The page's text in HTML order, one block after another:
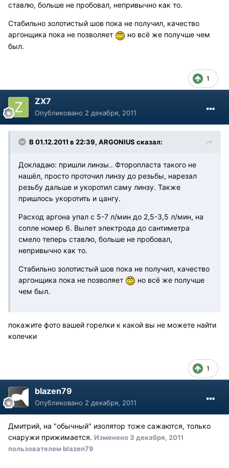
ставлю, больше не пробовал, непривычно как то.
Стабильно золотистый шов пока не получил, качество
аргонщика пока не позволяет
но всё же получше чем
был.
1
ZX7
Опубликовано 2 декабря, 2011
В 01.12.2011 в 22:39, ARGONIUS сказал:
Докладаю: пришли линзы.. Фторопласта такого не
нашёл, просто проточил линзу до резьбы, нарезал
резьбу дальше и укоротил саму линзу. Также
пришлось укоротить и цангу.
Расход аргона упал с 5-7 л/мин до 2,5-3,5 л/мин, на
сопле номер 6. Вылет электрода до сантиметра
смело теперь ставлю, больше не пробовал,
непривычно как то.
Стабильно золотистый шов пока не получил, качество
аргонщика пока не позволяет
но всё же получше
чем был.
покажите фото вашей горелки к какой вы не можете найти
колечки
1
blazen79
Опубликовано 2 декабря, 2011
Дмитрий, на "обычный" изолятор тоже сажаются, только
снаружи прижимается. Изменено 3 декабря, 2011
пользователем blazen79